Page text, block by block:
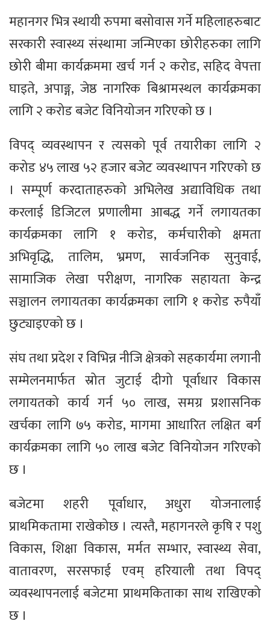
महानगर भित्र स्थायी रुपमा बसोवास गर्ने महिलाहरुबाट
सरकारी स्वास्थ्य संस्थामा जन्मिएका छोरीहरुका लागि
छोरी बीमा कार्यक्रममा खर्च गर्न २ करोड, सहिद वेपत्ता
घाइते, अपाङ्ग, जेष्ठ नागरिक बिश्रामस्थल कार्यक्रमका
लागि २ करोड बजेट विनियोजन गरिएको छ ।
विपद् व्यवस्थापन र त्यसको पूर्व तयारीका लागि २
करोड ४५ लाख ५२ हजार बजेट व्यवस्थापन गरिएको छ
। सम्पूर्ण करदाताहरुको अभिलेख अद्याविधिक तथा
करलाई डिजिटल प्रणालीमा आबद्ध गर्ने लगायतका
कार्यक्रमका लागि १ करोड, कर्मचारीको क्षमता
अभिवृद्धि, तालिम, भ्रमण, सार्वजनिक सुनुवाई,
सामाजिक लेखा परीक्षण, नागरिक सहायता केन्द्र
सञ्चालन लगायतका कार्यक्रमका लागि १ करोड रुपैयाँ
छुट्याइएको छ ।
संघ तथा प्रदेश र विभिन्न नीजि क्षेत्रको सहकार्यमा लगानी
सम्मेलनमार्फत स्रोत जुटाई दीगो पूर्वाधार विकास
लगायतको कार्य गर्न ५० लाख, समग्र प्रशासनिक
खर्चका लागि ७५ करोड, मागमा आधारित लक्षित बर्ग
कार्यक्रमका लागि ५० लाख बजेट विनियोजन गरिएको
छ ।
बजेटमा शहरी पूर्वाधार, अधुरा योजनालाई
प्राथमिकतामा राखेकोछ । त्यस्तै, महागनरले कृषि र पशु
विकास, शिक्षा विकास, मर्मत सम्भार, स्वास्थ्य सेवा,
वातावरण, सरसफाई एवम् हरियाली तथा विपद्
व्यवस्थापनलाई बजेटमा प्राथमकिताका साथ राखिएको
छ ।